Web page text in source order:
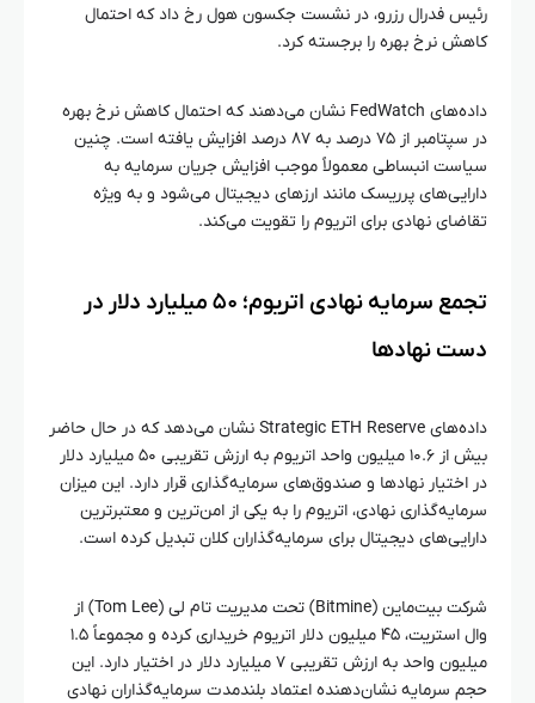
رئیس فدرال رزرو، در نشست جکسون هول رخ داد که احتمال
کاهش نرخ بهره را برجسته کرد.
داده‌های FedWatch نشان می‌دهند که احتمال کاهش نرخ بهره
در سپتامبر از ۷۵ درصد به ۸۷ درصد افزایش یافته است. چنین
سیاست انبساطی معمولاً موجب افزایش جریان سرمایه به
دارایی‌های پرریسک مانند ارزهای دیجیتال می‌شود و به ویژه
تقاضای نهادی برای اتریوم را تقویت می‌کند.
تجمع سرمایه نهادی اتریوم؛ ۵۰ میلیارد دلار در
دست نهادها
داده‌های Strategic ETH Reserve نشان می‌دهد که در حال حاضر
بیش از ۱۰.۶ میلیون واحد اتریوم به ارزش تقریبی ۵۰ میلیارد دلار
در اختیار نهادها و صندوق‌های سرمایه‌گذاری قرار دارد. این میزان
سرمایه‌گذاری نهادی، اتریوم را به یکی از امن‌ترین و معتبرترین
دارایی‌های دیجیتال برای سرمایه‌گذاران کلان تبدیل کرده است.
شرکت بیت‌ماین (Bitmine) تحت مدیریت تام لی (Tom Lee) از
وال استریت، ۴۵ میلیون دلار اتریوم خریداری کرده و مجموعاً ۱.۵
میلیون واحد به ارزش تقریبی ۷ میلیارد دلار در اختیار دارد. این
حجم سرمایه نشان‌دهنده اعتماد بلندمدت سرمایه‌گذاران نهادی